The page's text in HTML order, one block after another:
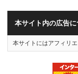
本サイト内の広告に
本サイトにはアフィリ